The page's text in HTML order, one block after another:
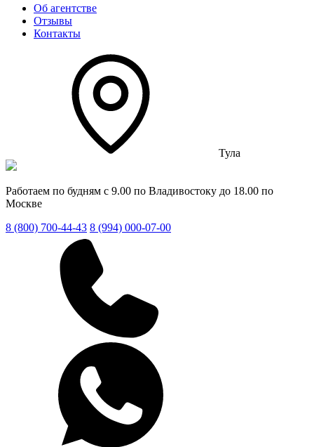
Об агентстве
Отзывы
Контакты
Тула
Работаем по будням с 9.00 по Владивостоку до 18.00 по
Москве
8 (800) 700-44-43 8 (994) 000-07-00